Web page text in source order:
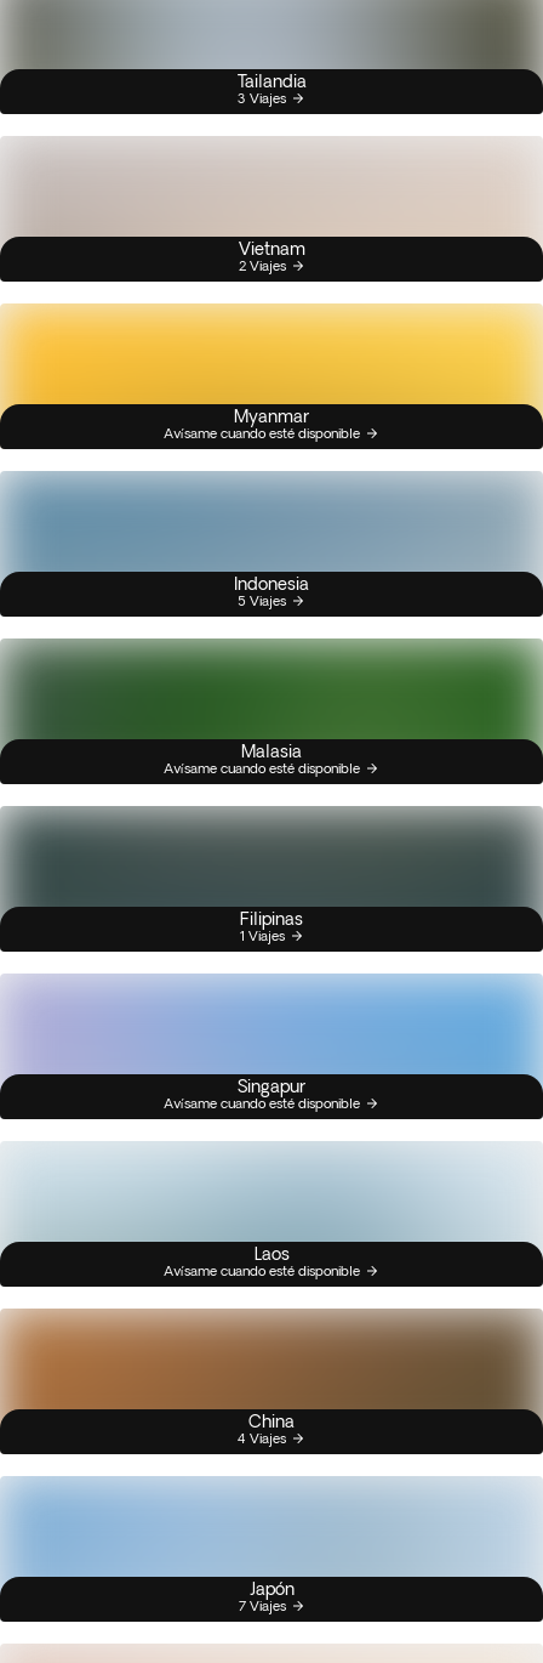
Tailandia
3 Viajes
Vietnam
2 Viajes
Myanmar
Avísame cuando esté disponible
Indonesia
5 Viajes
Malasia
Avísame cuando esté disponible
Filipinas
1 Viajes
Singapur
Avísame cuando esté disponible
Laos
Avísame cuando esté disponible
China
4 Viajes
Japón
7 Viajes